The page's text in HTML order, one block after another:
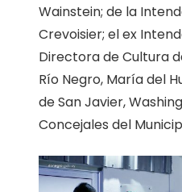
Wainstein; de la
Crevoisier; el ex
Directora de Cultura
Río Negro, María del
de San Javier,
Concejales del